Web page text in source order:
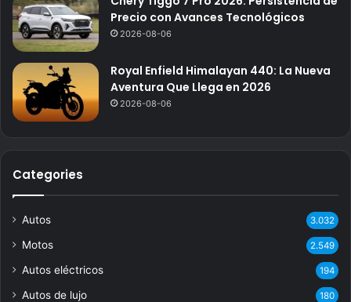
Precio con Avances Tecnológicos
2026-08-06
Royal Enfield Himalayan 440: La Nueva
Aventura Que Llega en 2026
2026-08-06
Categories
Autos 3.032
Motos 2.549
Autos eléctricos 194
Autos de lujo 180